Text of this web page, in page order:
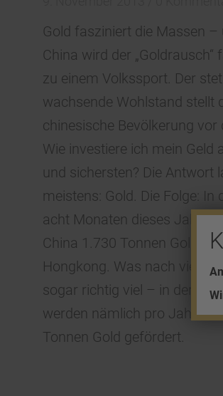
Gold fasziniert die Massen –
China wird der „Goldrausch“
zu einem Volkssport. Der
wachsende Wohlstand stellt
chinesische Bevölkerung vor
Wie investiere ich mein Geld
und sichersten? Die Antwort
meistens: Gold. Die Folge: In
acht Monaten dieses Jahres
China 1.730 Tonnen Gold aus
Hongkong. Was nach viel
sogar richtig viel – in der
werden nämlich pro Jahr nur
Tonnen Gold gefördert.